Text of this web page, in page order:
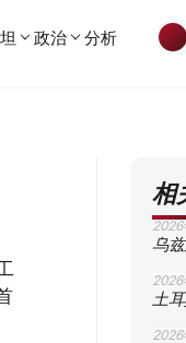
政治 分析
相
2026
乌
2026
土
2026